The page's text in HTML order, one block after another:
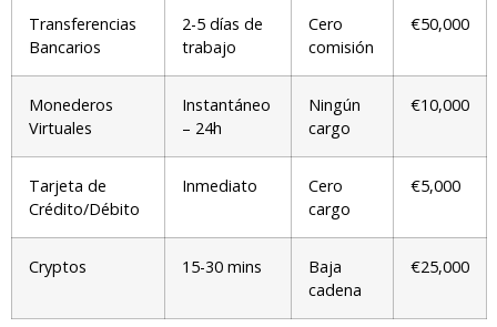
Transferencias
Bancarios
2-5 días de
trabajo
Cero
comisión
€50,000
Monederos
Virtuales
Instantáneo
– 24h
Ningún
cargo
€10,000
Tarjeta de
Crédito/Débito
Inmediato
Cero
cargo
€5,000
Cryptos 15-30 mins
Baja
cadena
€25,000